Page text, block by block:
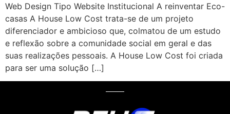
Web Design Tipo Website Institucional A reinventar Eco-
casas A House Low Cost trata-se de um projeto
diferenciador e ambicioso que, colmatou de um estudo
e reflexão sobre a comunidade social em geral e das
suas realizações pessoais. A House Low Cost foi criada
para ser uma solução […]